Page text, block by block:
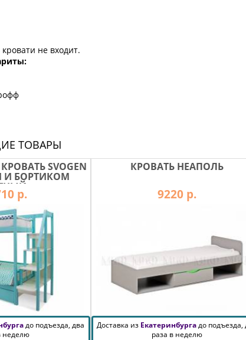
не входит.
ТОВАРЫ
SVOGEN
БОРТИКОМ
р.
до подъезда, два
неделю
КРОВАТЬ НЕАПОЛЬ
9220 р.
Доставка из Екатеринбургадо подъезда,
раза в неделю